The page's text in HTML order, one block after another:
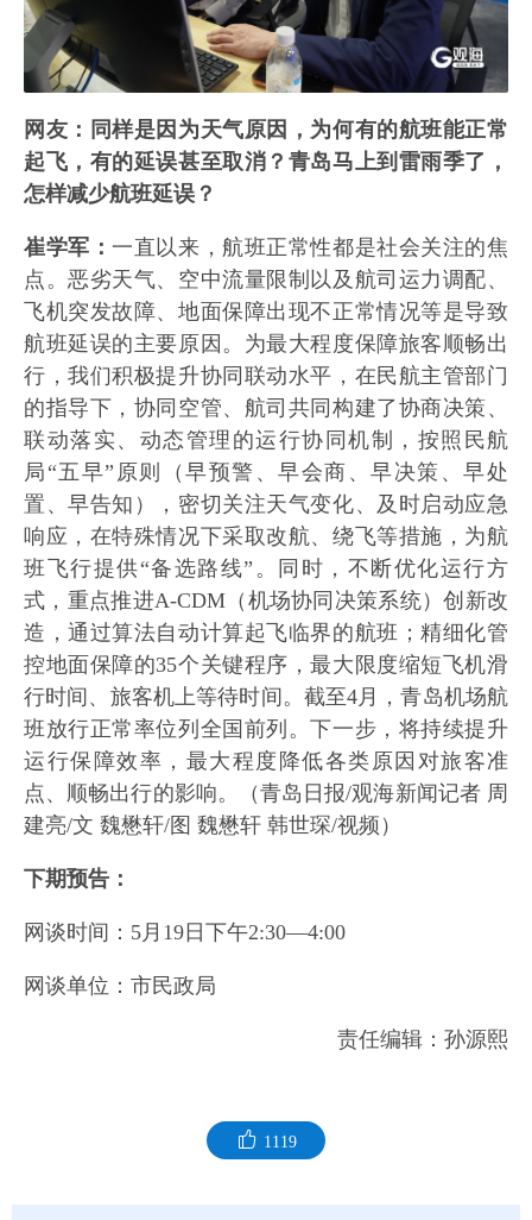
网友：同样是因为天气原因，为何有的航班能正常
起飞，有的延误甚至取消？青岛马上到雷雨季了，
怎样减少航班延误？
崔学军：一直以来，航班正常性都是社会关注的焦
点。恶劣天气、空中流量限制以及航司运力调配、
飞机突发故障、地面保障出现不正常情况等是导致
航班延误的主要原因。为最大程度保障旅客顺畅出
行，我们积极提升协同联动水平，在民航主管部门
的指导下，协同空管、航司共同构建了协商决策、
联动落实、动态管理的运行协同机制，按照民航
局“五早”原则（早预警、早会商、早决策、早处
置、早告知），密切关注天气变化、及时启动应急
响应，在特殊情况下采取改航、绕飞等措施，为航
班飞行提供“备选路线”。同时，不断优化运行方
式，重点推进A-CDM（机场协同决策系统）创新改
造，通过算法自动计算起飞临界的航班；精细化管
控地面保障的35个关键程序，最大限度缩短飞机滑
行时间、旅客机上等待时间。截至4月，青岛机场航
班放行正常率位列全国前列。下一步，将持续提升
运行保障效率，最大程度降低各类原因对旅客准
点、顺畅出行的影响。（青岛日报/观海新闻记者 周
建亮/文 魏懋轩/图 魏懋轩 韩世琛/视频）
下期预告：
网谈时间：5月19日下午2:30—4:00
网谈单位：市民政局
责任编辑：孙源熙
1119